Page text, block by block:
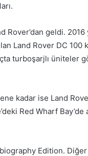
Rover’dan geldi.
Land Rover DC
turboşarjlı üniteler
kadar ise Land
Red Wharf
Edition.